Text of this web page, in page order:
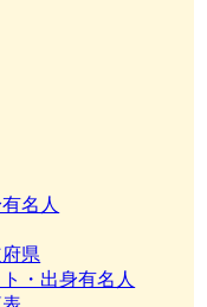
名人
県
・出身有名人